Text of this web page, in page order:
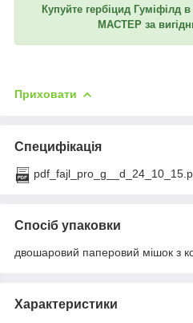
Купуйте гербіцид Гуміфілд
МАСТЕР за
Приховати
Специфікація
Спосіб упаковки
двошаровий паперовий мішок з
Характеристики